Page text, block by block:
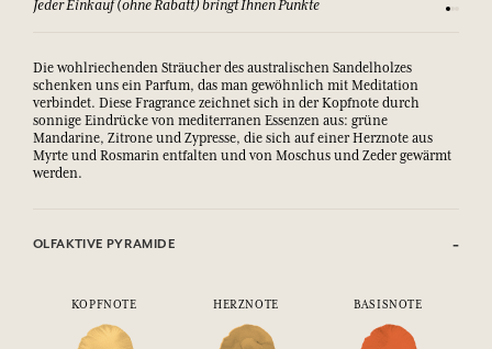
Jeder Einkauf (ohne Rabatt) bringt Ihnen Punkte Sehen
Die wohlriechenden Sträucher des australischen Sandelholzes
schenken uns ein Parfum, das man gewöhnlich mit Meditation
verbindet. Diese Fragrance zeichnet sich in der Kopfnote durch
sonnige Eindrücke von mediterranen Essenzen aus: grüne
Mandarine, Zitrone und Zypresse, die sich auf einer Herznote aus
Myrte und Rosmarin entfalten und von Moschus und Zeder gewärmt
werden.
OLFAKTIVE PYRAMIDE
KOPFNOTE HERZNOTE BASISNOTE